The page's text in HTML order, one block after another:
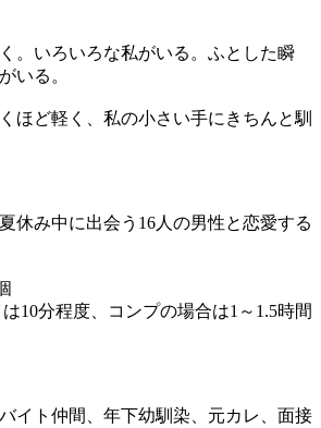
。いろいろな私がいる。ふとした瞬
いる。
ほど軽く、私の小さい手にきちんと馴
休み中に出会う16人の男性と恋愛する
10分程度、コンプの場合は1～1.5時間
イト仲間、年下幼馴染、元カレ、面接